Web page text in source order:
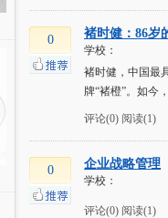
0 褚时健：86岁
学校：
褚时健，中国最
牌“褚橙”。如今
评论(0) 阅读(1)
0 企业战略管理
学校：
评论(0) 阅读(1)